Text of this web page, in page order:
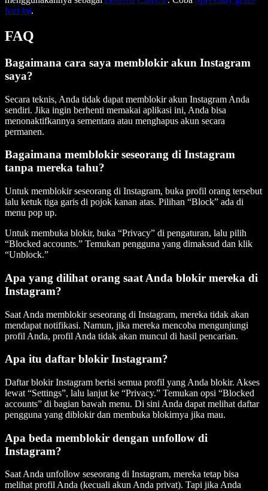
hari ini.
FAQ
Bagaimana cara saya memblokir akun Instagram
saya?
Secara teknis, Anda tidak dapat memblokir akun Instagram Anda
sendiri. Jika ingin berhenti memakai aplikasi ini, Anda bisa
menonaktifkannya sementara atau menghapus akun secara
permanen.
Bagaimana memblokir seseorang di Instagram
tanpa mereka tahu?
Untuk memblokir seseorang di Instagram, buka profil orang tersebut
lalu ketuk tiga garis di pojok kanan atas. Pilihan “Block” ada di
menu pop up.
Untuk membuka blokir, buka “Privacy” di pengaturan, lalu pilih
“Blocked accounts.” Temukan pengguna yang dimaksud dan klik
“Unblock.”
Apa yang dilihat orang saat Anda blokir mereka di
Instagram?
Saat Anda memblokir seseorang di Instagram, mereka tidak akan
mendapat notifikasi. Namun, jika mereka mencoba mengunjungi
profil Anda, profil Anda tidak akan muncul di hasil pencarian.
Apa itu daftar blokir Instagram?
Daftar blokir Instagram berisi semua profil yang Anda blokir. Akses
lewat “Settings”, lalu lanjut ke “Privacy.” Temukan opsi “Blocked
accounts” di bagian bawah menu. Di sini Anda dapat melihat daftar
pengguna yang diblokir dan membuka blokirnya jika mau.
Apa beda memblokir dengan unfollow di
Instagram?
Saat Anda unfollow seseorang di Instagram, mereka tetap bisa
melihat profil Anda (kecuali akun Anda privat). Tapi jika Anda